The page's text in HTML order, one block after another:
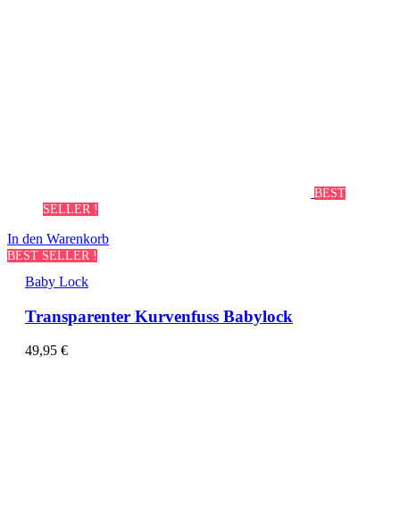
BEST
SELLER !
In den Warenkorb
BEST SELLER !
Baby Lock
Transparenter Kurvenfuss Babylock
49,95 €